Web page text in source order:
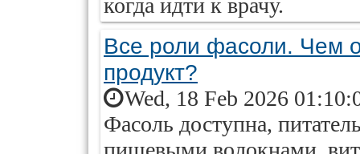
когда идти к врачу.
Все роли фасоли. Чем
продукт?
Wed, 18 Feb 2026
Фасоль доступна,